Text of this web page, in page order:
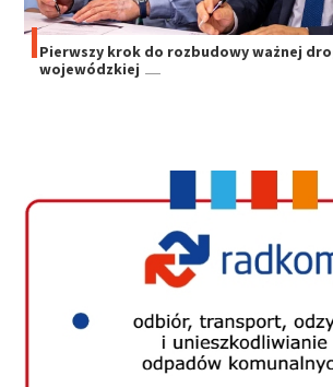
Pierwszy krok do rozbudowy ważnej
wojewódzkiej